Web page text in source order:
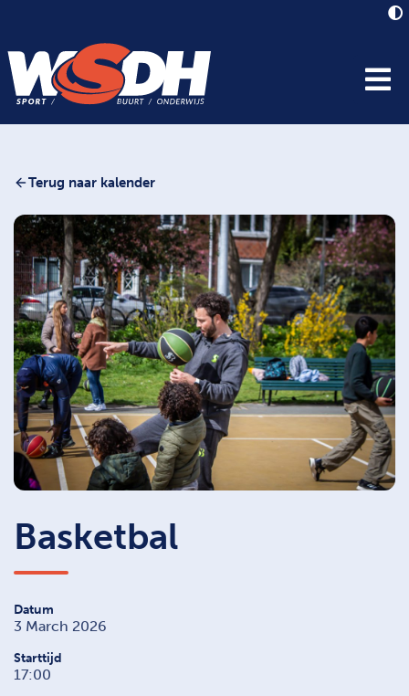
Terug naar kalender
Basketbal
Datum
3 March 2026
Starttijd
17:00